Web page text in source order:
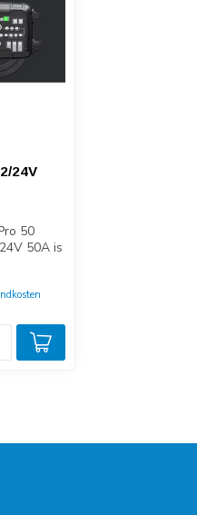
24V
50
50A is